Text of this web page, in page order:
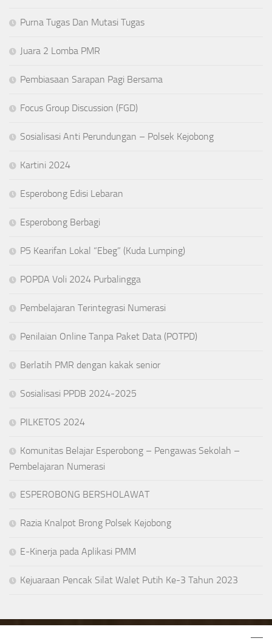
Purna Tugas Dan Mutasi Tugas
Juara 2 Lomba PMR
Pembiasaan Sarapan Pagi Bersama
Focus Group Discussion (FGD)
Sosialisasi Anti Perundungan – Polsek Kejobong
Kartini 2024
Esperobong Edisi Lebaran
Esperobong Berbagi
P5 Kearifan Lokal “Ebeg” (Kuda Lumping)
POPDA Voli 2024 Purbalingga
Pembelajaran Terintegrasi Numerasi
Penilaian Online Tanpa Paket Data (POTPD)
Berlatih PMR dengan kakak senior
Sosialisasi PPDB 2024-2025
PILKETOS 2024
Komunitas Belajar Esperobong – Pengawas Sekolah –
Pembelajaran Numerasi
ESPEROBONG BERSHOLAWAT
Razia Knalpot Brong Polsek Kejobong
E-Kinerja pada Aplikasi PMM
Kejuaraan Pencak Silat Walet Putih Ke-3 Tahun 2023